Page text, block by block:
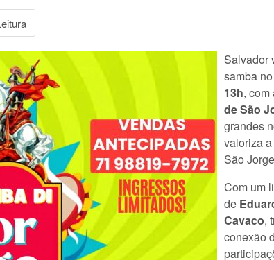
Salvador
samba
13h, com
de São
grandes
valoriza
São
Com um
de
Cavaco,
conexão